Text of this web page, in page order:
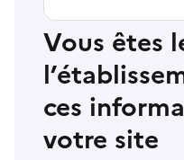
Vous êtes
ces
votre site